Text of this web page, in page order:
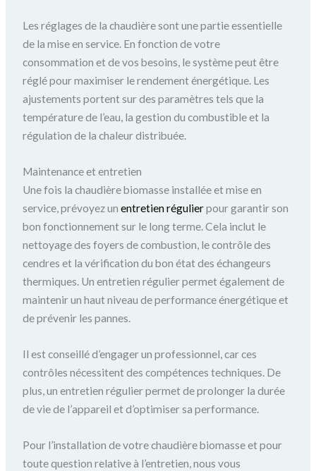
Les réglages de la chaudière sont une partie essentielle
de la mise en service. En fonction de votre
consommation et de vos besoins, le système peut être
réglé pour maximiser le rendement énergétique. Les
ajustements portent sur des paramètres tels que la
température de l’eau, la gestion du combustible et la
régulation de la chaleur distribuée.
Maintenance et entretien
Une fois la chaudière biomasse installée et mise en
service, prévoyez unentretien régulierpour garantir son
bon fonctionnement sur le long terme. Cela inclut le
nettoyage des foyers de combustion, le contrôle des
cendres et la vérification du bon état des échangeurs
thermiques. Un entretien régulier permet également de
maintenir un haut niveau de performance énergétique et
de prévenir les pannes.
Il est conseillé d’engager un professionnel, car ces
contrôles nécessitent des compétences techniques. De
plus, un entretien régulier permet de prolonger la durée
de vie de l’appareil et d’optimiser sa performance.
Pour l’installation de votre chaudière biomasse et pour
toute question relative à l’entretien, nous vous